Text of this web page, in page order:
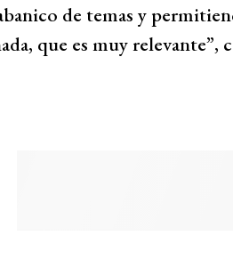
de temas y
que es muy relevante”,